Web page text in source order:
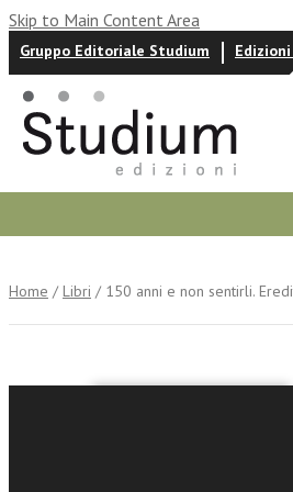
Skip to Main Content Area
Gruppo Editoriale Studium
Home / Libri / 150 anni e non sentirli.